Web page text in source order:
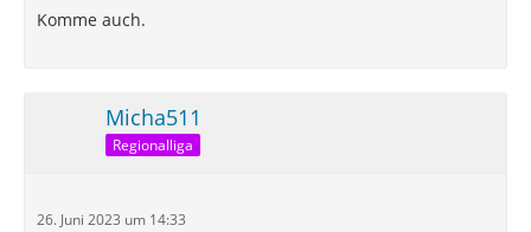
Komme auch.
Micha511
Regionalliga
26. Juni 2023 um 14:33